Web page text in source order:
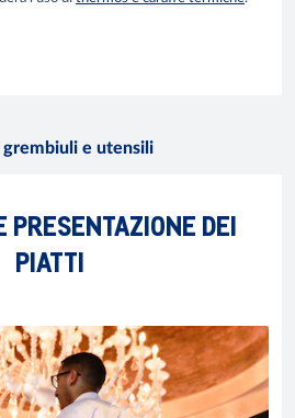
grembiuli e utensili
PRESENTAZIONE DEI
PIATTI